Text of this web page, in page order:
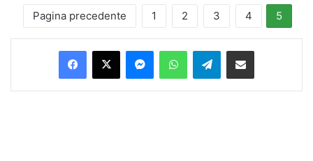
Pagina precedente 1 2 3 4 5
Facebook
X MessengerWhatsAppTelegramCondividi via Email